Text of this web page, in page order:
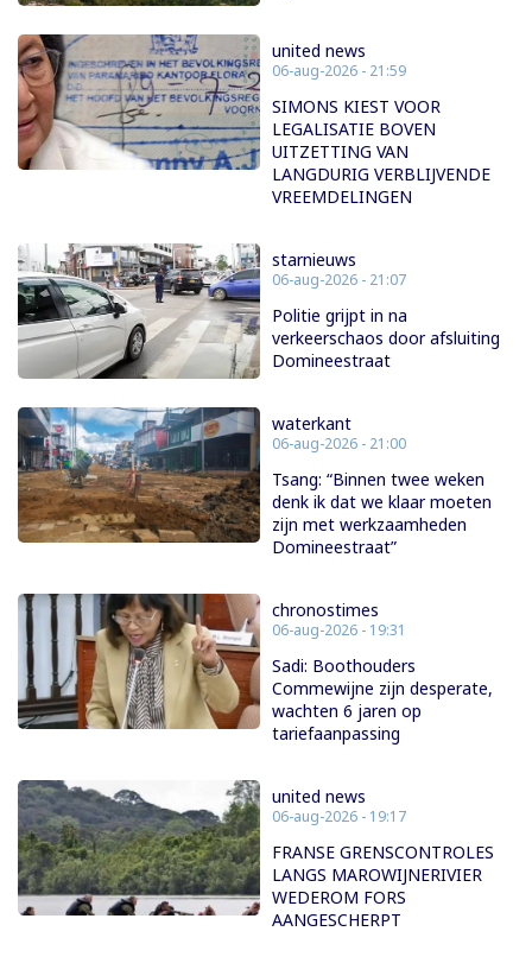
united news
06-aug-2026 - 21:59
SIMONS KIEST VOOR
LEGALISATIE BOVEN
UITZETTING VAN
LANGDURIG VERBLIJVENDE
VREEMDELINGEN
starnieuws
06-aug-2026 - 21:07
Politie grijpt in na
verkeerschaos door afsluiting
Domineestraat
waterkant
06-aug-2026 - 21:00
Tsang: “Binnen twee weken
denk ik dat we klaar moeten
zijn met werkzaamheden
Domineestraat”
chronostimes
06-aug-2026 - 19:31
Sadi: Boothouders
Commewijne zijn desperate,
wachten 6 jaren op
tariefaanpassing
united news
06-aug-2026 - 19:17
FRANSE GRENSCONTROLES
LANGS MAROWIJNERIVIER
WEDEROM FORS
AANGESCHERPT